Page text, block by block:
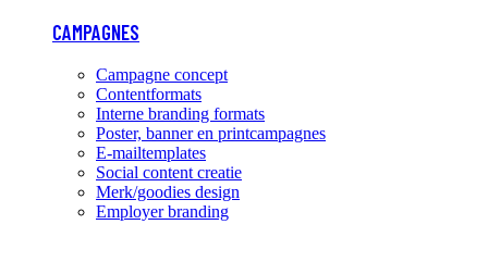
CAMPAGNES
Campagne concept
Contentformats
Interne branding formats
Poster, banner en printcampagnes
E-mailtemplates
Social content creatie
Merk/goodies design
Employer branding